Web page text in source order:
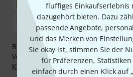
fluffiges Einkaufserlebnis
dazugehört bieten. Dazu
passende Angebote,
und das Merken von
Sie okay ist, stimmen Sie der
für Präferenzen,
einfach durch einen Klick auf
Bezahlen Sie vertraulich und
Vorkasse, PayPal, Amazon Pay,
Klarna Ratenzahlungoder